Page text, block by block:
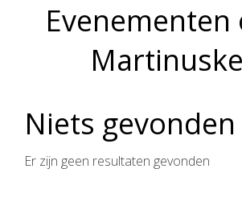
Evenementen
Niets gevonden
Er zijn geen resultaten gevonden